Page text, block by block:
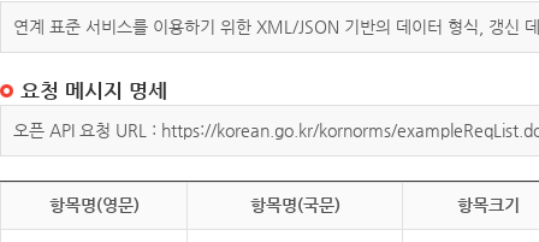
연계 표준 서비스를 이용하기 위한 XML/JSON 기반의 데이터 형식, 갱신
요청 메시지 명세
오픈 API 요청 URL : https://korean.go.kr/kornorms/
항목명(영문) 항목명(국문) 항목크기